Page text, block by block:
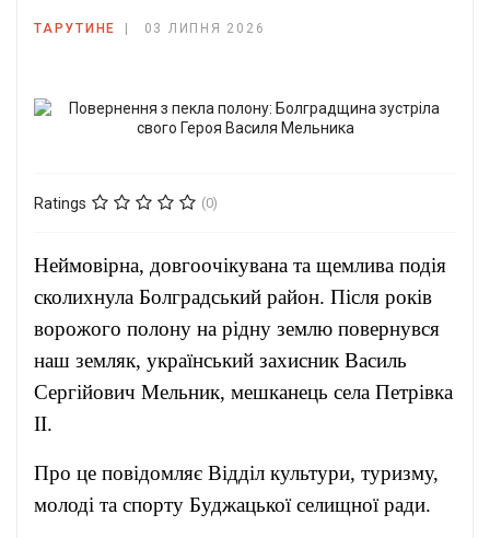
ТАРУТИНЕ 03 ЛИПНЯ 2026
Ratings (0)
Неймовірна, довгоочікувана та щемлива подія
сколихнула Болградський район. Після років
ворожого полону на рідну землю повернувся
наш земляк, український захисник Василь
Сергійович Мельник, мешканець села Петрівка
ІІ.
Про це повідомляє Відділ культури, туризму,
молоді та спорту Буджацької селищної ради.